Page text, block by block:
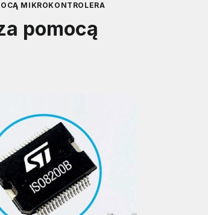
MIKROKONTROLERA
pomocą